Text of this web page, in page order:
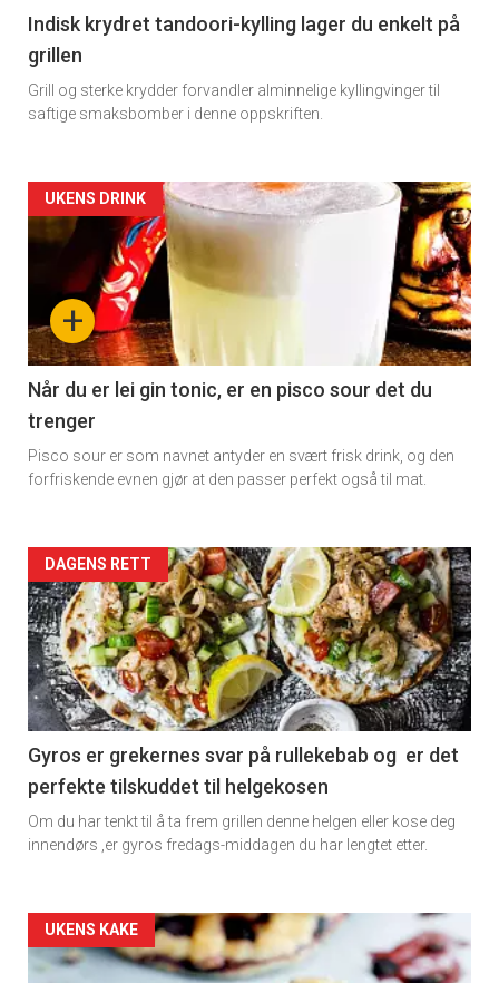
11
Indisk krydret tandoori-kylling lager du enkelt på
grillen
Grill og sterke krydder forvandler alminnelige kyllingvinger til
saftige smaksbomber i denne oppskriften.
Artikler
detail
section
11
Dagens
rett
+
UKENS DRINK
Når du er lei gin tonic, er en pisco sour det du
trenger
Pisco sour er som navnet antyder en svært frisk drink, og den
forfriskende evnen gjør at den passer perfekt også til mat.
Artikler
detail
-
section
11
Dagens
rett
DAGENS RETT
Gyros er grekernes svar på rullekebab og er det
perfekte tilskuddet til helgekosen
Om du har tenkt til å ta frem grillen denne helgen eller kose deg
innendørs ,er gyros fredags-middagen du har lengtet etter.
Artikler
UKENS KAKE